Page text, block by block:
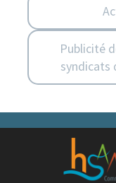
Publicité
syndicats